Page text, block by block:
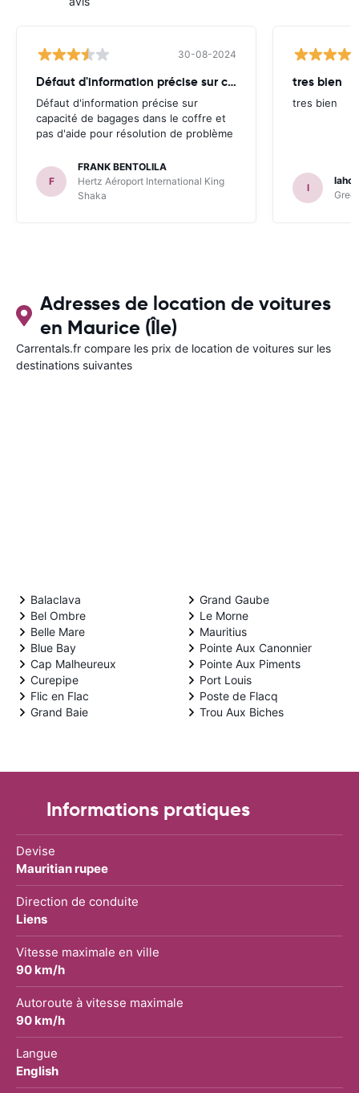
30-08-2024
Défaut d'information précise sur capacité
Défaut d'information précise sur
capacité de bagages dans le coffre et
pas d'aide pour résolution de problème
F
FRANK BENTOLILA
Hertz Aéroport International King
Shaka
tres bien
tres bien
l
Adresses de location de voitures
en Maurice (Île)
Carrentals.fr compare les prix de location de voitures sur les
destinations suivantes
Balaclava
Bel Ombre
Belle Mare
Blue Bay
Cap Malheureux
Curepipe
Flic en Flac
Grand Baie
Grand Gaube
Le Morne
Mauritius
Pointe Aux Canonnier
Pointe Aux Piments
Port Louis
Poste de Flacq
Trou Aux Biches
Informations pratiques
Devise
Mauritian rupee
Direction de conduite
Liens
Vitesse maximale en ville
90 km/h
Autoroute à vitesse maximale
90 km/h
Langue
English